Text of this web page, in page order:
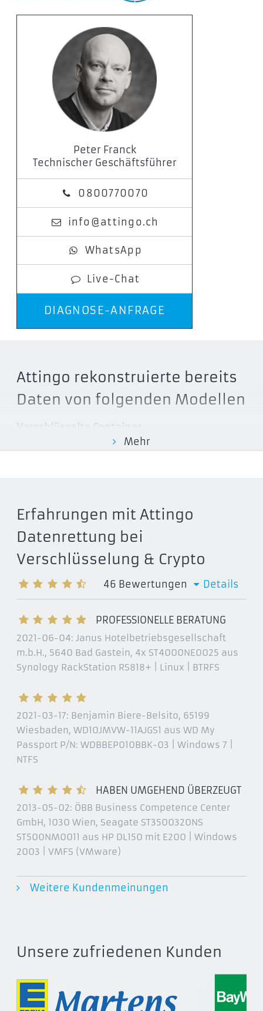
Peter Franck
Technischer Geschäftsführer
0800770070
info@attingo.ch
WhatsApp
Live-Chat
DIAGNOSE-ANFRAGE
Attingo rekonstruierte bereits
Daten von folgenden Modellen
Verschlüsselte Container
Bloombase Keyparc
CGD
Check Point Pointsec
Cold boot attack
Cryptainer
CryptArchiver
Cryptmount
cryptoloop
cryptoMill
Discryptor
DISK Protect
DiskCryptor
DriveSentry GoAnywhere 2
E4M
e-Capsule Private Safe
FinallySecure Enterprise (SECUDE)
Free CompuSec
GBDE
In re Boucher
KryptOS
Linux Unified Key Setup
Mehr
Erfahrungen mit Attingo
Datenrettung bei
Verschlüsselung & Crypto
46 Bewertungen Details
PROFESSIONELLE BERATUNG
2021-06-04: Janus Hotelbetriebsgesellschaft
m.b.H., 5640 Bad Gastein, 4x ST4000NE0025 aus
Synology RackStation RS818+ | Linux | BTRFS
2021-03-17: Benjamin Biere-Belsito, 65199
Wiesbaden, WD10JMVW-11AJGS1 aus WD My
Passport P/N: WDBBEP010BBK-03 | Windows 7 |
NTFS
HABEN UMGEHEND ÜBERZEUGT
2013-05-02: ÖBB Business Competence Center
GmbH, 1030 Wien, Seagate ST3500320NS
ST500NM0011 aus HP DL150 mit E200 | Windows
2003 | VMFS (VMware)
Weitere Kundenmeinungen
Unsere zufriedenen Kunden